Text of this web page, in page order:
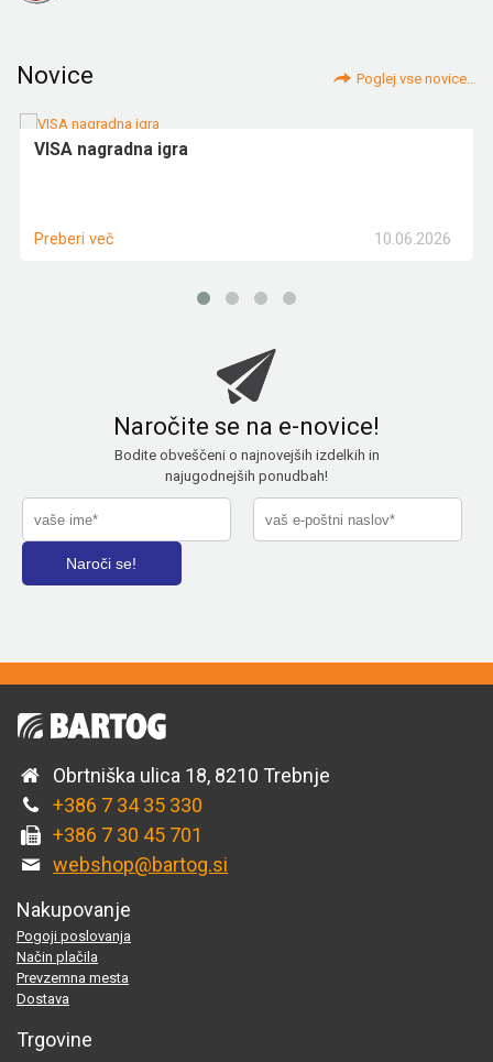
Novice Poglej vse novice...
VISA nagradna igra
10.06.2026
Preberi več
Naročite se na e-novice!
Bodite obveščeni o najnovejših izdelkih in
najugodnejših ponudbah!
Obrtniška ulica 18, 8210 Trebnje
+386 7 34 35 330
+386 7 30 45 701
webshop@bartog.si
Nakupovanje
Pogoji poslovanja
Način plačila
Prevzemna mesta
Dostava
Trgovine